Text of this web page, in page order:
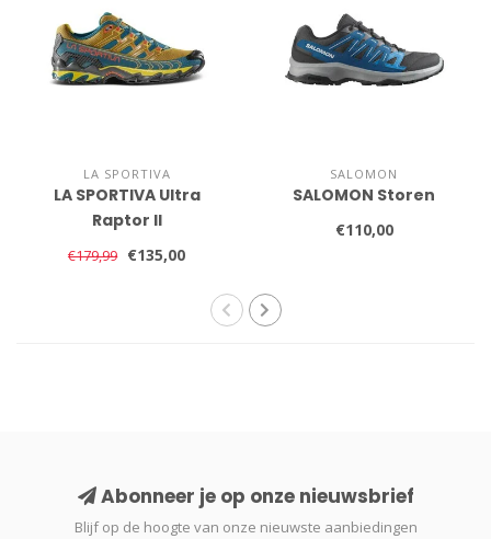
LA SPORTIVA
LA SPORTIVA Ultra
Raptor II
€179,99 €135,00
SALOMON
SALOMON Storen
€110,00
Abonneer je op onze nieuwsbrief
Blijf op de hoogte van onze nieuwste aanbiedingen